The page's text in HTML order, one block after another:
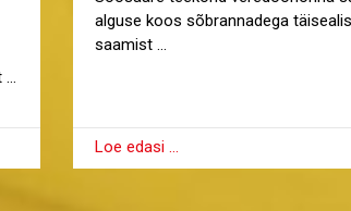
…
alguse koos sõbrannadega
saamist …
Loe edasi …